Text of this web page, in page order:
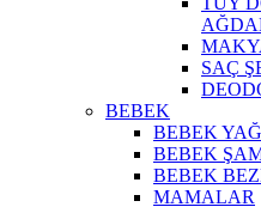
SAÇ
BEBEK
BEBEK
BEBEK
BEBEK
MAMALAR